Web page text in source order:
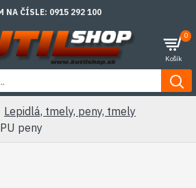
NA ČÍSLE: 0915 292 100
0
Lepidlá, tmely, peny, tmely
peny